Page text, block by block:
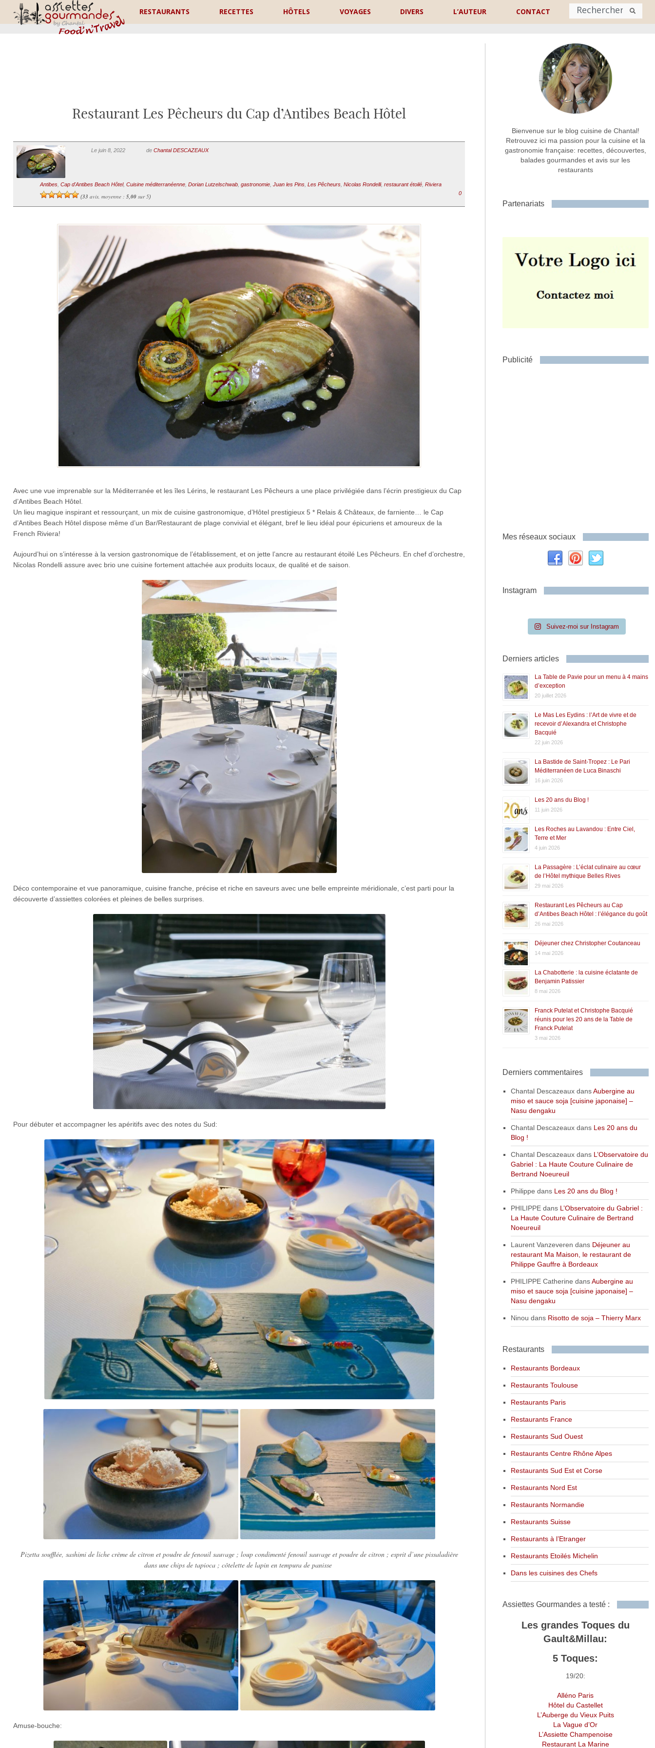
RESTAURANTS RECETTES HÔTELS VOYAGES DIVERS L’AUTEUR CONTACT
Nom
Commentaire ou message *
Restaurant Les Pêcheurs du Cap d’Antibes Beach Hôtel
Le juin 8, 2022 de Chantal DESCAZEAUX
Antibes, Cap d'Antibes Beach Hôtel, Cuisine méditerranéenne, Dorian Lutzelschwab, gastronomie, Juan les Pins, Les Pêcheurs, Nicolas Rondelli, restaurant étoilé, Riviera
(33 avis, moyenne : 5,00sur 5)
0
Avec une vue imprenable sur la Méditerranée et les îles Lérins, le restaurant Les Pêcheurs a une place privilégiée dans l’écrin prestigieux du Cap
d’Antibes Beach Hôtel.
Un lieu magique inspirant et ressourçant, un mix de cuisine gastronomique, d’Hôtel prestigieux 5 * Relais & Châteaux, de farniente… le Cap
d’Antibes Beach Hôtel dispose même d’un Bar/Restaurant de plage convivial et élégant, bref le lieu idéal pour épicuriens et amoureux de la
French Riviera!
Aujourd’hui on s’intéresse à la version gastronomique de l’établissement, et on jette l’ancre au restaurant étoilé Les Pêcheurs. En chef d’orchestre,
Nicolas Rondelli assure avecbrio une cuisine fortement attachée aux produits locaux, de qualité et de saison.
Déco contemporaine et vue panoramique, cuisine franche, précise et riche en saveurs avec une belle empreinte méridionale, c’est parti pour la
découverte d’assiettes colorées et pleines de belles surprises.
Pour débuter et accompagner les apéritifs avec des notes du Sud:
Pizetta soufflée, sashimi de liche crème de citron et poudre de fenouil sauvage ; loup condimenté fenouil sauvage et poudre de citron ; esprit d’une pissaladière
dans une chips de tapioca ; côtelette de lapin en tempura de panisse
Amuse-bouche:
Bienvenue sur le blog cuisine de Chantal!
Retrouvez ici ma passion pour la cuisine et la
gastronomie française: recettes, découvertes,
balades gourmandes et avis sur les
restaurants
Partenariats
Publicité
Mes réseaux sociaux
Instagram
Suivez-moi sur Instagram
Derniers articles
La Table de Pavie pour un menu à 4 mains
d’exception
20 juillet 2026
Le Mas Les Eydins : l’Art de vivre et de
recevoir d’Alexandra et Christophe
Bacquié
22 juin 2026
La Bastide de Saint-Tropez : Le Pari
Méditerranéen de Luca Binaschi
16 juin 2026
Les 20 ans du Blog !
11 juin 2026
Les Roches au Lavandou : Entre Ciel,
Terre et Mer
4 juin 2026
La Passagère : L’éclat culinaire au cœur
de l’Hôtel mythique Belles Rives
29 mai 2026
Restaurant Les Pêcheurs au Cap
d’Antibes Beach Hôtel : l’élégance du goût
26 mai 2026
Déjeuner chez Christopher Coutanceau
14 mai 2026
La Chabotterie : la cuisine éclatante de
Benjamin Patissier
8 mai 2026
Franck Putelat et Christophe Bacquié
réunis pour les 20 ans de la Table de
Franck Putelat
3 mai 2026
Derniers commentaires
Chantal DescazeauxdansAubergine au
miso et sauce soja [cuisine japonaise] –
Nasu dengaku
Chantal Descazeauxdans Les 20 ans du
Blog !
Chantal Descazeauxdans L’Observatoire du
Gabriel : La Haute Couture Culinaire de
Bertrand Noeureuil
Philippe dans Les 20 ans du Blog !
PHILIPPEdans L’Observatoire du Gabriel :
La Haute Couture Culinaire de Bertrand
Noeureuil
Laurent Vanzeveren dans Déjeuner au
restaurant Ma Maison, le restaurant de
Philippe Gauffre à Bordeaux
PHILIPPE Catherine dansAubergine au
miso et sauce soja [cuisine japonaise] –
Nasu dengaku
Ninou dans Risotto de soja – Thierry Marx
Restaurants
Restaurants Bordeaux
Restaurants Toulouse
Restaurants Paris
Restaurants France
Restaurants Sud Ouest
Restaurants Centre Rhône Alpes
Restaurants Sud Est et Corse
Restaurants Nord Est
Restaurants Normandie
Restaurants Suisse
Restaurants à l’Etranger
Restaurants Etoilés Michelin
Dans les cuisines des Chefs
Assiettes Gourmandes a testé :
Les grandes Toques du
Gault&Millau:
5 Toques:
19/20:
Alléno Paris
Hôtel du Castellet
L’Auberge du Vieux Puits
La Vague d’Or
L’Assiette Champenoise
Restaurant La Marine